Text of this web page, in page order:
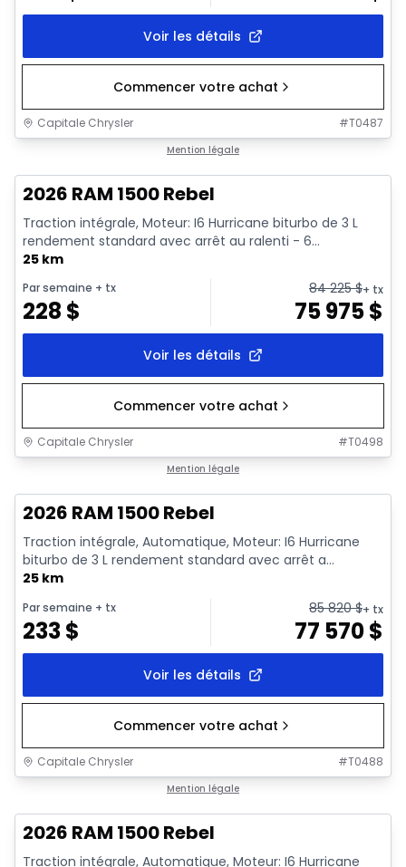
Voir les détails
Commencer votre achat
Capitale Chrysler #T0487
Mention légale
2026 RAM 1500 Rebel
Traction intégrale, Moteur: I6 Hurricane biturbo de 3 L
rendement standard avec arrêt au ralenti - 6...
25 km
Par semaine + tx
228 $
84 225$+ tx
75 975$
Voir les détails
Commencer votre achat
Capitale Chrysler #T0498
Mention légale
2026 RAM 1500 Rebel
Traction intégrale, Automatique, Moteur: I6 Hurricane
biturbo de 3 L rendement standard avec arrêt a...
25 km
Par semaine + tx
233$
85 820$+ tx
77 570$
Voir les détails
Commencer votre achat
Capitale Chrysler #T0488
Mention légale
2026 RAM 1500 Rebel
Traction intégrale, Automatique, Moteur: I6 Hurricane